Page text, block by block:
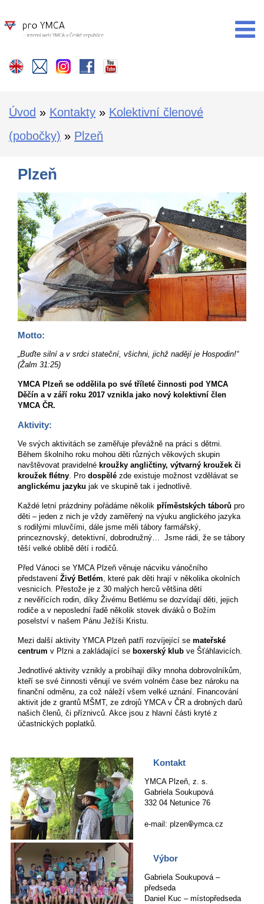
Úvod » Kontakty » Kolektivní členové
(pobočky) » Plzeň
Plzeň
Motto:
„Buďte silní a v srdci stateční, všichni, jichž nadějí je Hospodin!“
(Žalm 31:25)
YMCA Plzeň se oddělila po své tříleté činnosti pod YMCA
Děčín a v září roku 2017 vznikla jako nový kolektivní člen
YMCA ČR.
Aktivity:
Ve svých aktivitách se zaměřuje převážně na práci s dětmi.
Během školního roku mohou děti různých věkových skupin
navštěvovat pravidelné kroužky angličtiny, výtvarný kroužek či
kroužek flétny. Pro dospělé zde existuje možnost vzdělávat se
anglickému jazyku jak ve skupině tak i jednotlivě.
Každé letní prázdniny pořádáme několik příměstských táborů pro
děti – jeden z nich je vždy zaměřený na výuku anglického jazyka
s rodilými mluvčími, dále jsme měli tábory farmářský,
princeznovský, detektivní, dobrodružný… Jsme rádi, že se tábory
těší velké oblibě dětí i rodičů.
Před Vánoci se YMCA Plzeň věnuje nácviku vánočního
představení Živý Betlém, které pak děti hrají v několika okolních
vesnicích. Přestože je z 30 malých herců většina dětí
z nevěřících rodin, díky Živému Betlému se dozvídají děti, jejich
rodiče a v neposlední řadě několik stovek diváků o Božím
poselství v našem Pánu Ježíši Kristu.
Mezi další aktivity YMCA Plzeň patří rozvíjející se mateřské
centrum v Plzni a zakládající se boxerský klub ve Šťáhlavicích.
Jednotlivé aktivity vznikly a probíhají díky mnoha dobrovolníkům,
kteří se své činnosti věnují ve svém volném čase bez nároku na
finanční odměnu, za což náleží všem velké uznání. Financování
aktivit jde z grantů MŠMT, ze zdrojů YMCA v ČR a drobných darů
našich členů, či příznivců. Akce jsou z hlavní části kryté z
účastnických poplatků.
Kontakt
YMCA Plzeň, z. s.
Gabriela Soukupová
332 04 Netunice 76
e-mail: plzen ymca.cz
Výbor
Gabriela Soukupová –
předseda
Daniel Kuc – místopředseda
